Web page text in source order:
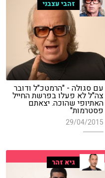
זהבי עצבני
עם סגולה - "הרמטכ"ל ודובר
צה"ל לא פעלו בפרשת החייל
האתיופי שהוכה. יצאתם
פסטרמות"
29/04/2015
גיא זהר